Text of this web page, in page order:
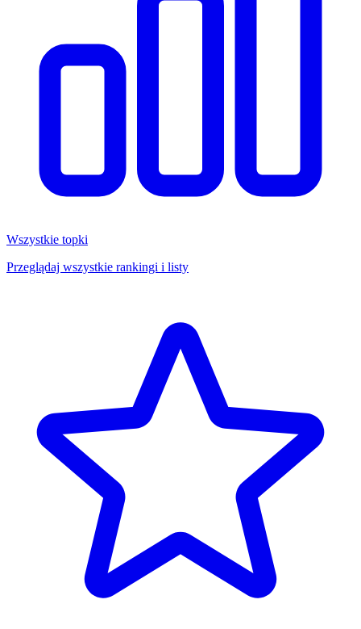
Wszystkie topki
Przeglądaj wszystkie rankingi i listy